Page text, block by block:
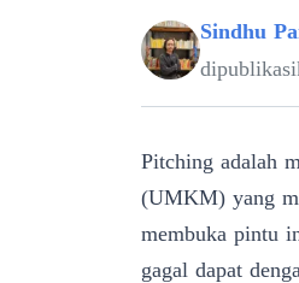
Sindhu
Pitching adalah
(UMKM) yang
membuka pintu
gagal dapat